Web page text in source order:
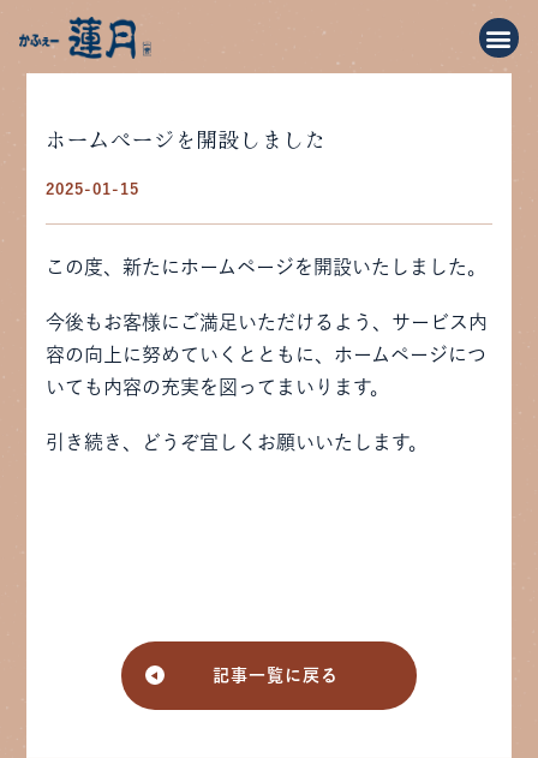
ホームページを開設しました
2025-01-15
この度、新たにホームページを開設いたしました。
今後もお客様にご満足いただけるよう、サービス内
容の向上に努めていくとともに、ホームページにつ
いても内容の充実を図ってまいります。
引き続き、どうぞ宜しくお願いいたします。
記事一覧に戻る